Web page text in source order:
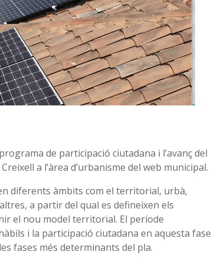
de participació ciutadana i l’avanç del
a l’àrea d’urbanisme del web municipal.
diferents àmbits com el territorial, urbà,
a partir del qual es defineixen els
el nou model territorial. El període
i la participació ciutadana en aquesta fase
fases més determinants del pla.